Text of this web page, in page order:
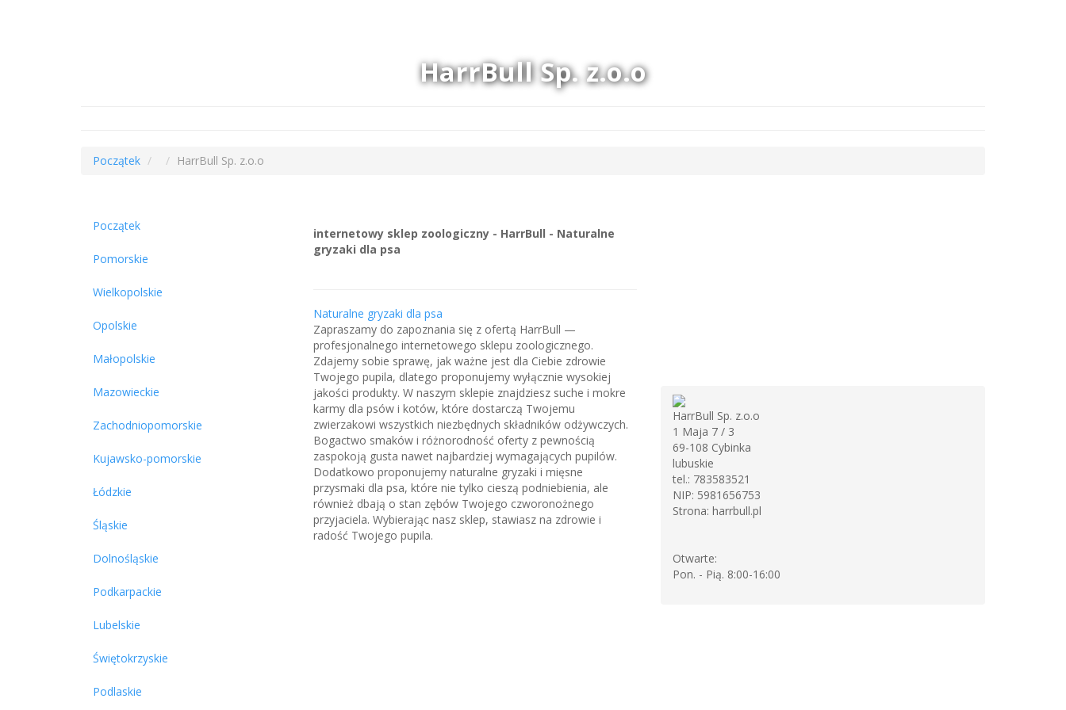
HarrBull Sp. z.o.o
Początek HarrBull Sp. z.o.o
Początek
Pomorskie
Wielkopolskie
Opolskie
Małopolskie
Mazowieckie
Zachodniopomorskie
Kujawsko-pomorskie
Łódzkie
Śląskie
Dolnośląskie
Podkarpackie
Lubelskie
Świętokrzyskie
Podlaskie
internetowy sklep zoologiczny - HarrBull - Naturalne
gryzaki dla psa
Naturalne gryzaki dla psa
Zapraszamy do zapoznania się z ofertą HarrBull —
profesjonalnego internetowego sklepu zoologicznego.
Zdajemy sobie sprawę, jak ważne jest dla Ciebie zdrowie
Twojego pupila, dlatego proponujemy wyłącznie wysokiej
jakości produkty. W naszym sklepie znajdziesz suche i mokre
karmy dla psów i kotów, które dostarczą Twojemu
zwierzakowi wszystkich niezbędnych składników odżywczych.
Bogactwo smaków i różnorodność oferty z pewnością
zaspokoją gusta nawet najbardziej wymagających pupilów.
Dodatkowo proponujemy naturalne gryzaki i mięsne
przysmaki dla psa, które nie tylko cieszą podniebienia, ale
również dbają o stan zębów Twojego czworonożnego
przyjaciela. Wybierając nasz sklep, stawiasz na zdrowie i
radość Twojego pupila.
HarrBull Sp. z.o.o
1 Maja 7 / 3
69-108 Cybinka
lubuskie
tel.: 783583521
NIP: 5981656753
Strona:harrbull.pl
Otwarte:
Pon. - Pią. 8:00-16:00